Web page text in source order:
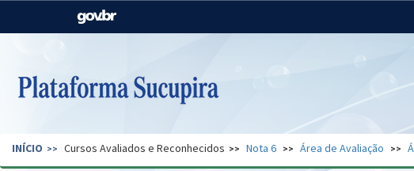
Casa Civil
Pecuária e Abastecimento
Secretaria de Governo Gabinete de Segurança
INÍCIO Cursos Avaliados e Reconhecidos Nota 6 Área de Avaliação